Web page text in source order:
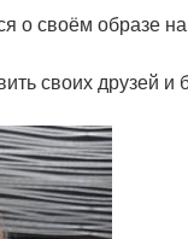
о своём образе
своих друзей и